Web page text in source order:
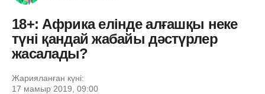
18+: Африка елінде алғашқы неке
түні қандай жабайы дәстүрлер
жасалады?
Жарияланған күні:
17 мамыр 2019, 09:00